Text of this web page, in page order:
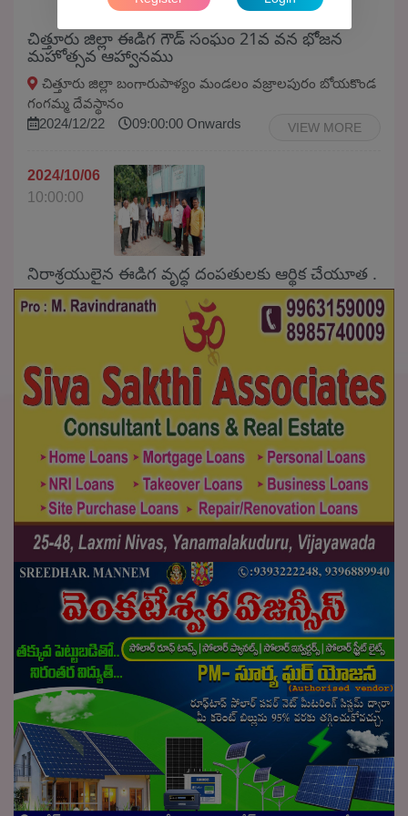
చిత్తూరు జిల్లా ఈడిగ గౌడ్ సంఘం 21వ వన భోజన
మహోత్సవ ఆహ్వానము
చిత్తూరు జిల్లా బంగారుపాళ్యం మండలం వజ్రాలపురం బోయకొండ
గంగమ్మ దేవస్థానం
2024/12/22
09:00:00 Onwards VIEW MORE
2024/10/06
10:00:00
నిరాశ్రయులైన ఈడిగ వృద్ధ దంపతులకు ఆర్థిక చేయూత .
PRODDATUR
10:00:00 Onwards VIEW MORE
2024/10/06
10:00:00
వైద్య చికిత్సకు " గౌడన్న కు చేయూత" ద్వారా ఆర్ధిక
సహాయం.
RAJUPALEM, PRODDATUR
2024/10/06
10:00:00 Onwards VIEW MORE
2024/08/18
10:00:00
SARDAR SARVAYI PAPANNA GOUD STATUE
INAUGURATION - THUMMAGUDEM
THUMMAGUDEM VILLAGE, CHATRAYI MANDAL,
ELURU DISTRICT
2024/08/18
10:00:00 Onwards VIEW MORE